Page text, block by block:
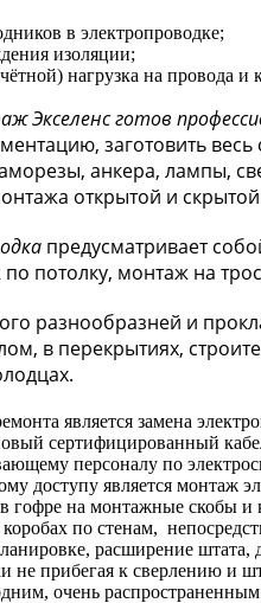
в электропроводке;
изоляции;
нагрузка на провода и
Экселенс готов
заготовить
анкера, лампы,
открытой и
предусматривает
потолку, монтаж на
разнообразней и
в перекрытиях,
является замена
сертифицированный
персоналу по
доступу является монтаж
в гофре на монтажные скобы
по стенам,
расширение
не прибегая к сверлению
очень